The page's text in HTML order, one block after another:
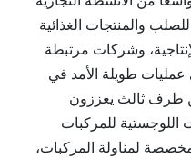
والمنتجات الغذائية
وشركات مرتبطة
طويلة الأمد في
طرف ثالث يعززون
اللوجستية للمركبات
لمناولة المركبات،